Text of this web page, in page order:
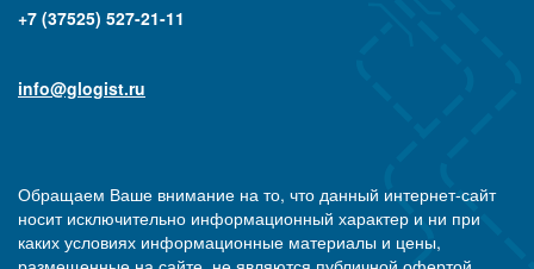
+7 (37525) 527-21-11
info@glogist.ru
Обращаем Ваше внимание на то, что данный интернет-сайт
носит исключительно информационный характер и ни при
каких условиях информационные материалы и цены,